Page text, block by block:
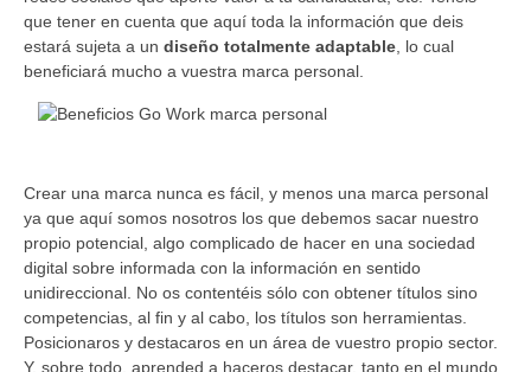
que tener en cuenta que aquí toda la información que deis
estará sujeta a un diseño totalmente adaptable , lo cual
beneficiará mucho a vuestra marca personal.
Crear una marca nunca es fácil, y menos una marca personal
ya que aquí somos nosotros los que debemos sacar nuestro
propio potencial, algo complicado de hacer en una sociedad
digital sobre informada con la información en sentido
unidireccional. No os contentéis sólo con obtener títulos sino
competencias, al fin y al cabo, los títulos son herramientas.
Posicionaros y destacaros en un área de vuestro propio sector.
Y, sobre todo, aprended a haceros destacar, tanto en el mundo